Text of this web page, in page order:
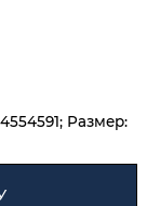
Размер: